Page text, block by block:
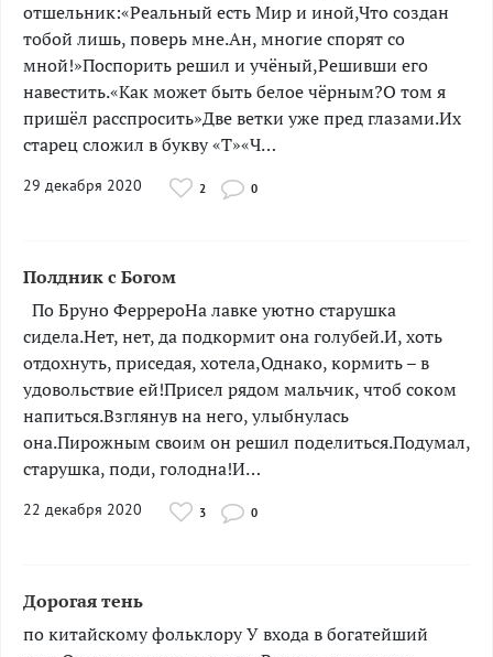
отшельник:«Реальный есть Мир и иной,Что создан
тобой лишь, поверь мне.Ан, многие спорят со
мной!»Поспорить решил и учёный,Решивши его
навестить.«Как может быть белое чёрным?О том я
пришёл расспросить»Две ветки уже пред глазами.Их
старец сложил в букву «Т»«Ч…
29 декабря 2020 2 0
Полдник с Богом
По Бруно ФеррероНа лавке уютно старушка
сидела.Нет, нет, да подкормит она голубей.И, хоть
отдохнуть, приседая, хотела,Однако, кормить – в
удовольствие ей!Присел рядом мальчик, чтоб соком
напиться.Взглянув на него, улыбнулась
она.Пирожным своим он решил поделиться.Подумал,
старушка, поди, голодна!И…
22 декабря 2020 3 0
Дорогая тень
по китайскому фольклору У входа в богатейший